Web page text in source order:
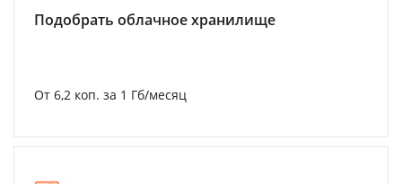
Подобрать облачное хранилище
От 6,2 коп. за 1 Гб/месяц